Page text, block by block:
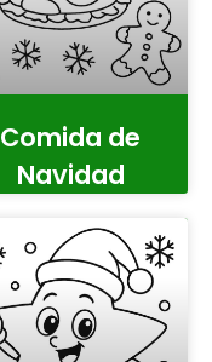
Comida de
Navidad